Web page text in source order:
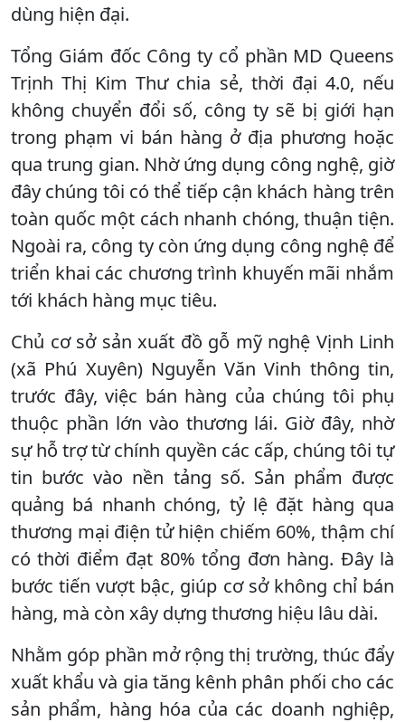
dùng hiện đại.
Tổng Giám đốc Công ty cổ phần MD Queens
Trịnh Thị Kim Thư chia sẻ, thời đại 4.0, nếu
không chuyển đổi số, công ty sẽ bị giới hạn
trong phạm vi bán hàng ở địa phương hoặc
qua trung gian. Nhờ ứng dụng công nghệ, giờ
đây chúng tôi có thể tiếp cận khách hàng trên
toàn quốc một cách nhanh chóng, thuận tiện.
Ngoài ra, công ty còn ứng dụng công nghệ để
triển khai các chương trình khuyến mãi nhắm
tới khách hàng mục tiêu.
Chủ cơ sở sản xuất đồ gỗ mỹ nghệ Vịnh Linh
(xã Phú Xuyên) Nguyễn Văn Vinh thông tin,
trước đây, việc bán hàng của chúng tôi phụ
thuộc phần lớn vào thương lái. Giờ đây, nhờ
sự hỗ trợ từ chính quyền các cấp, chúng tôi tự
tin bước vào nền tảng số. Sản phẩm được
quảng bá nhanh chóng, tỷ lệ đặt hàng qua
thương mại điện tử hiện chiếm 60%, thậm chí
có thời điểm đạt 80% tổng đơn hàng. Đây là
bước tiến vượt bậc, giúp cơ sở không chỉ bán
hàng, mà còn xây dựng thương hiệu lâu dài.
Nhằm góp phần mở rộng thị trường, thúc đẩy
xuất khẩu và gia tăng kênh phân phối cho các
sản phẩm, hàng hóa của các doanh nghiệp,